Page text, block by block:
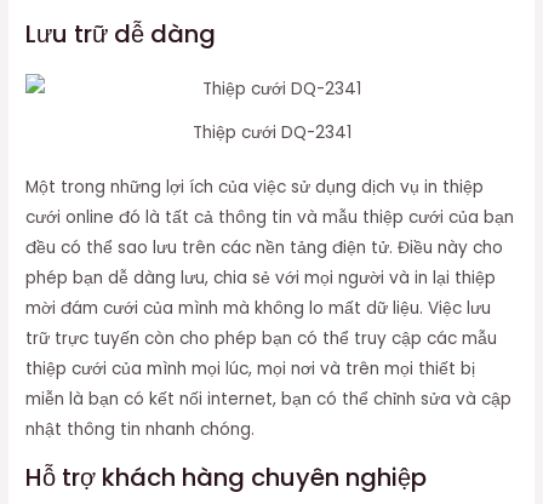
Lưu trữ dễ dàng
Thiệp cưới DQ-2341
Một trong những lợi ích của việc sử dụng dịch vụ in thiệp
cưới online đó là tất cả thông tin và mẫu thiệp cưới của bạn
đều có thể sao lưu trên các nền tảng điện tử. Điều này cho
phép bạn dễ dàng lưu, chia sẻ với mọi người và in lại thiệp
mời đám cưới của mình mà không lo mất dữ liệu. Việc lưu
trữ trực tuyến còn cho phép bạn có thể truy cập các mẫu
thiệp cưới của mình mọi lúc, mọi nơi và trên mọi thiết bị
miễn là bạn có kết nối internet, bạn có thể chỉnh sửa và cập
nhật thông tin nhanh chóng.
Hỗ trợ khách hàng chuyên nghiệp